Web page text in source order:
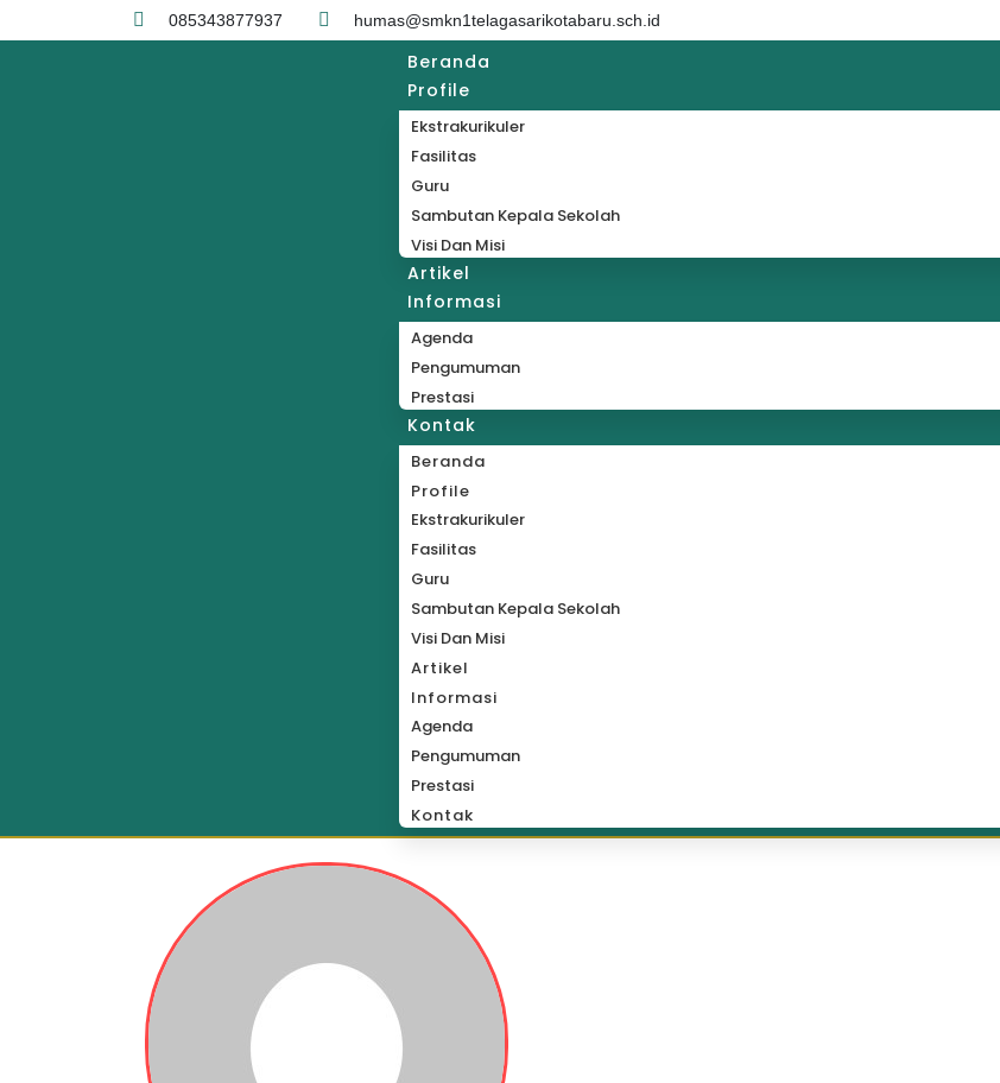
085343877937 humas@smkn1telagasarikotabaru.sch.id
Beranda
Profile
Ekstrakurikuler
Fasilitas
Guru
Sambutan Kepala Sekolah
Visi Dan Misi
Artikel
Informasi
Agenda
Pengumuman
Prestasi
Kontak
Beranda
Profile
Ekstrakurikuler
Fasilitas
Guru
Sambutan Kepala Sekolah
Visi Dan Misi
Artikel
Informasi
Agenda
Pengumuman
Prestasi
Kontak